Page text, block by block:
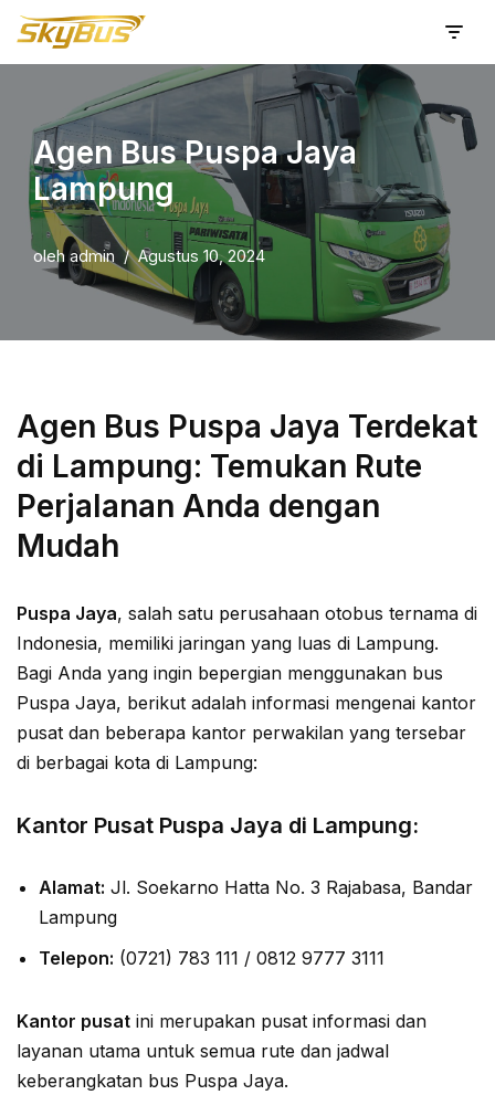
Lompat
konten
Agen Bus Puspa Jaya
Lampung
olehadmin Agustus 10, 2024
Agen Bus Puspa Jaya Terdekat
di Lampung: Temukan Rute
Perjalanan Anda dengan
Mudah
Puspa Jaya, salah satu perusahaan otobus ternama di
Indonesia, memiliki jaringan yang luas di Lampung.
Bagi Anda yang ingin bepergian menggunakan bus
Puspa Jaya, berikut adalah informasi mengenai kantor
pusat dan beberapa kantor perwakilan yang tersebar
di berbagai kota di Lampung:
Kantor Pusat Puspa Jaya di Lampung:
Alamat: Jl. Soekarno Hatta No. 3 Rajabasa, Bandar
Lampung
Telepon: (0721) 783 111 / 0812 9777 3111
Kantor pusat ini merupakan pusat informasi dan
layanan utama untuk semua rute dan jadwal
keberangkatan bus Puspa Jaya.